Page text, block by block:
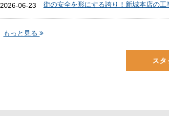
2026-06-23 街の安全を形にする誇り！新城本店の
もっと見る
ス